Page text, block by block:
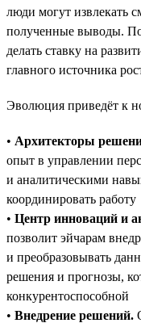
люди могут извлекать
полученные выводы.
делать ставку на
главного источника
Эволюция приведёт к
• Архитекторы
опыт в управлении
и аналитическими
координировать работу
• Центр инноваций и
позволит эйчарам
и преобразовывать
решения и прогнозы,
конкурентоспособной
• Внедрение решений.